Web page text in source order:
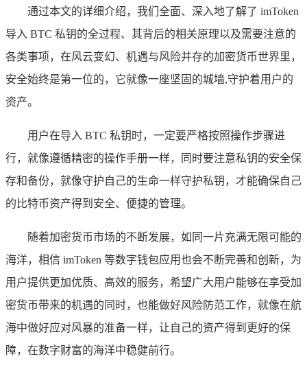
通过本文的详细介绍，我们全面、深入地了解了 imToken
导入 BTC 私钥的全过程、其背后的相关原理以及需要注意的
各类事项，在风云变幻、机遇与风险并存的加密货币世界里，
安全始终是第一位的，它就像一座坚固的城墙,守护着用户的
资产。
用户在导入 BTC 私钥时，一定要严格按照操作步骤进
行，就像遵循精密的操作手册一样，同时要注意私钥的安全保
存和备份，就像守护自己的生命一样守护私钥，才能确保自己
的比特币资产得到安全、便捷的管理。
随着加密货币市场的不断发展，如同一片充满无限可能的
海洋，相信 imToken 等数字钱包应用也会不断完善和创新，为
用户提供更加优质、高效的服务，希望广大用户能够在享受加
密货币带来的机遇的同时，也能做好风险防范工作，就像在航
海中做好应对风暴的准备一样，让自己的资产得到更好的保
障，在数字财富的海洋中稳健前行。